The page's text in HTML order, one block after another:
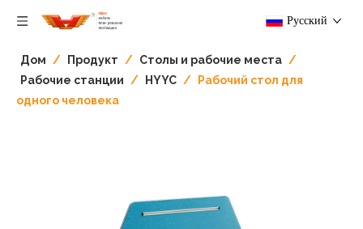
Pусский
Дом / Продукт / Столы и рабочие места​​​​​​ /
Рабочие станции
/ HYYC /
Рабочий стол для
одного человека